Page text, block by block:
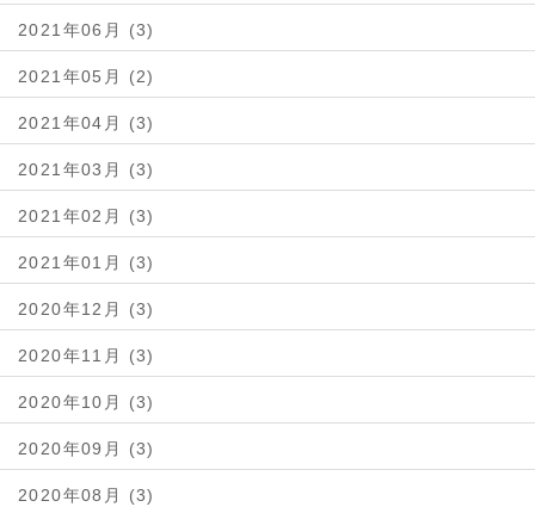
2021年06月 (3)
2021年05月 (2)
2021年04月 (3)
2021年03月 (3)
2021年02月 (3)
2021年01月 (3)
2020年12月 (3)
2020年11月 (3)
2020年10月 (3)
2020年09月 (3)
2020年08月 (3)